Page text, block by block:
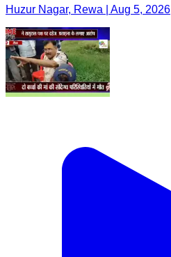
Huzur Nagar, Rewa | Aug 5, 2026